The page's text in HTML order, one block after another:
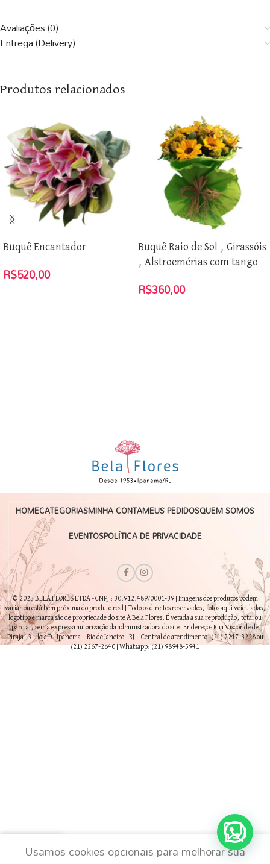
Avaliações (0)
Entrega (Delivery)
Produtos relacionados
Buquê Encantador
R$520,00
Buquê Raio de Sol , Girassóis
, Alstroemérias com tango
R$360,00
HOMECATEGORIASMINHA CONTAMEUS PEDIDOSQUEM SOMOS
EVENTOSPOLÍTICA DE PRIVACIDADE
© 2025 BELA FLORES LTDA - CNPJ : 30.912.489/0001-39 | Imagens dos produtos podem
variar ou está bem próxima do produto real | Todo os direitos reservados, fotos aqui veiculadas,
logotipo e marca são de propriedade do site A Bela Flores. É vetada a sua reprodução, total ou
parcial, sem a expressa autorização da administradora do site. Endereço: Rua Visconde de
Pirajá, 3 – loja D - Ipanema - Rio de Janeiro - RJ. | Central de atendimento: (21) 2247-3228 ou
(21) 2267-2640 | Whatsapp: (21) 98948-5941
de desejos
Carrinho
Minha conta
Usamos cookies opcionais para melhorar sua